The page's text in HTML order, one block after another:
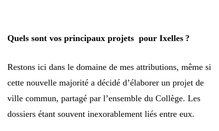
Quels sont vos principaux projets pour Ixelles ?
Restons ici dans le domaine de mes attributions, même si
cette nouvelle majorité a décidé d’élaborer un projet de
ville commun, partagé par l’ensemble du Collège. Les
dossiers étant souvent inexorablement liés entre eux.